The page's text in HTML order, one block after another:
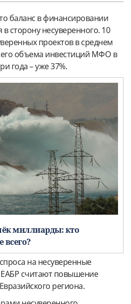
баланс в финансировании
сторону несуверенного. 10
проектов в среднем
объема инвестиций МФО в
года – уже 37%.
миллиарды: кто
всего?
на несуверенные
считают повышение
региона.